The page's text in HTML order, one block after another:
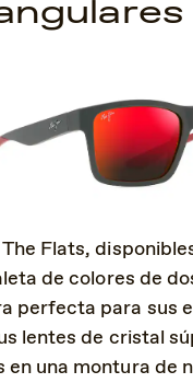
Flats,
de colores de
perfecta para sus
lentes de cristal
en una montura de